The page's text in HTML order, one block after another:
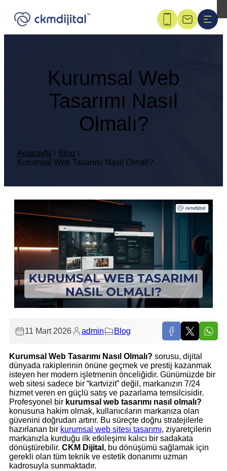
Kurumsal Web
Tasarımı Nasıl
Olmalı?
Anasayfa
Blog
Kurumsal Web Tasarımı Nasıl Olmalı?
11 Mart 2026 admin Blog
Kurumsal Web Tasarımı Nasıl Olmalı? sorusu, dijital
dünyada rakiplerinin önüne geçmek ve prestij kazanmak
isteyen her modern işletmenin önceliğidir. Günümüzde bir
web sitesi sadece bir “kartvizit” değil, markanızın 7/24
hizmet veren en güçlü satış ve pazarlama temsilcisidir.
Profesyonel bir kurumsal web tasarımı nasıl olmalı?
konusuna hakim olmak, kullanıcıların markanıza olan
güvenini doğrudan artırır. Bu süreçte doğru stratejilerle
hazırlanan bir kurumsal web sitesi tasarımı, ziyaretçilerin
markanızla kurduğu ilk etkileşimi kalıcı bir sadakata
dönüştürebilir. CKM Dijital , bu dönüşümü sağlamak için
gerekli olan tüm teknik ve estetik donanımı uzman
kadrosuyla sunmaktadır.